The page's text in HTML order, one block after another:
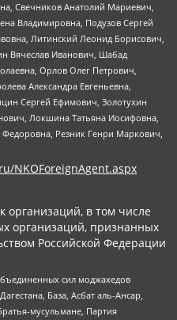
Свечников Анатолий Мариевич,
Владимировна, Подузов Сергей
Литинский Леонид Борисович,
Вячеслав Иванович, Шабад
Орлов Олег Петрович,
Александра Евгеньевна,
Сергей Ефимович, Золотухин
Локшина Татьяна Иосифовна,
Резник Генри Маркович,
NKOForeignAgent.aspx
в том числе
организаций, признанных
Российской Федерации
сил моджахедов
База, Асбат аль-Ансар,
мусульмане, Партия